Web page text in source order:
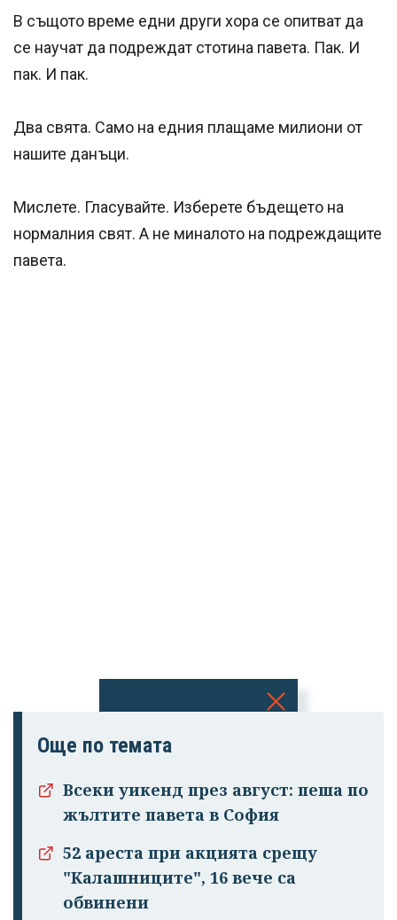
Успешно
излязохте от
профила си!
В същото време едни други хора се опитват да
се научат да подреждат стотина павета. Пак. И
пак. И пак.
Два свята. Само на едния плащаме милиони от
нашите данъци.
Мислете. Гласувайте. Изберете бъдещето на
нормалния свят. А не миналото на подреждащите
павета.
Още по темата
Всеки уикенд през август: пеша по
жълтите павета в София
52 ареста при акцията срещу
"Калашниците", 16 вече са
обвинени